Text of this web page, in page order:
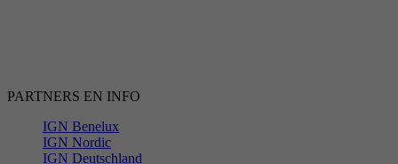
PARTNERS EN INFO
IGN Benelux
IGN Nordic
IGN Deutschland